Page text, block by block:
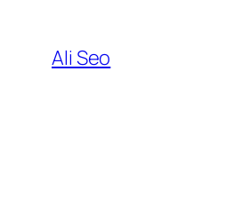
content
Ali Seo